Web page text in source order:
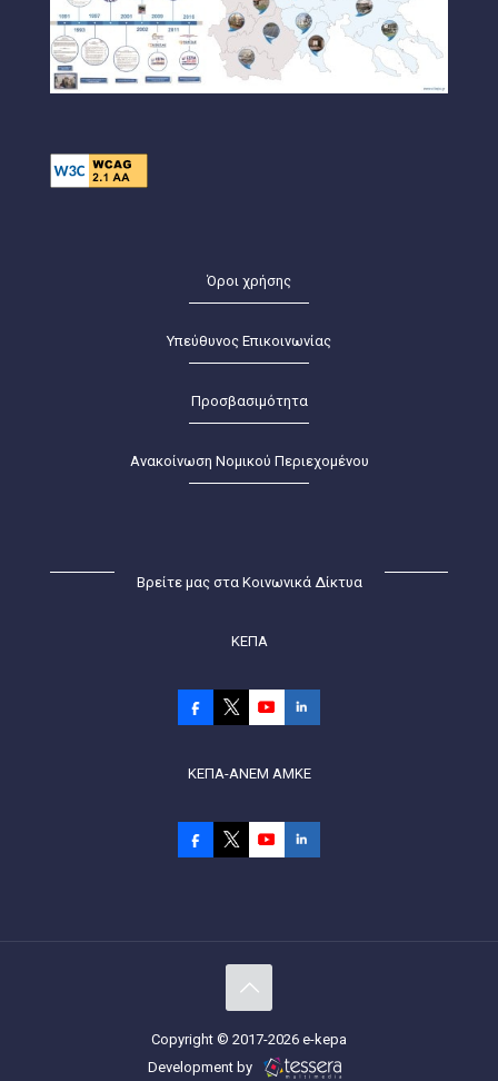
Όροι χρήσης
Υπεύθυνος Επικοινωνίας
Προσβασιμότητα
Ανακοίνωση Νομικού Περιεχομένου
Βρείτε μας στα Κοινωνικά Δίκτυα
ΚΕΠΑ
ΚΕΠΑ-ΑΝΕΜ ΑΜΚΕ
Copyright © 2017-2026 e-kepa
Development by